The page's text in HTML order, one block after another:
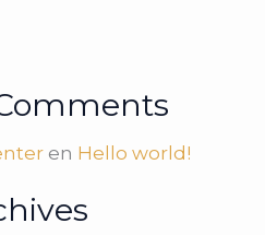
en Hello world!